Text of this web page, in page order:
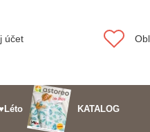
účet
KATALOG